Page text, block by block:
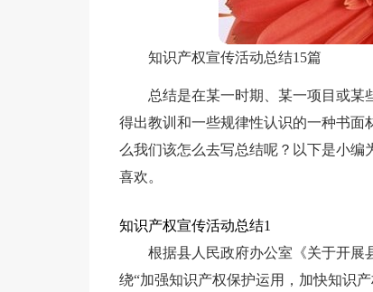
知识产权宣传活动总结15篇
总结是在某一时期、某一项目或某
得出教训和一些规律性认识的一种书面
么我们该怎么去写总结呢？以下是小编
喜欢。
知识产权宣传活动总结1
根据县人民政府办公室《关于开展
绕“加强知识产权保护运用，加快知识